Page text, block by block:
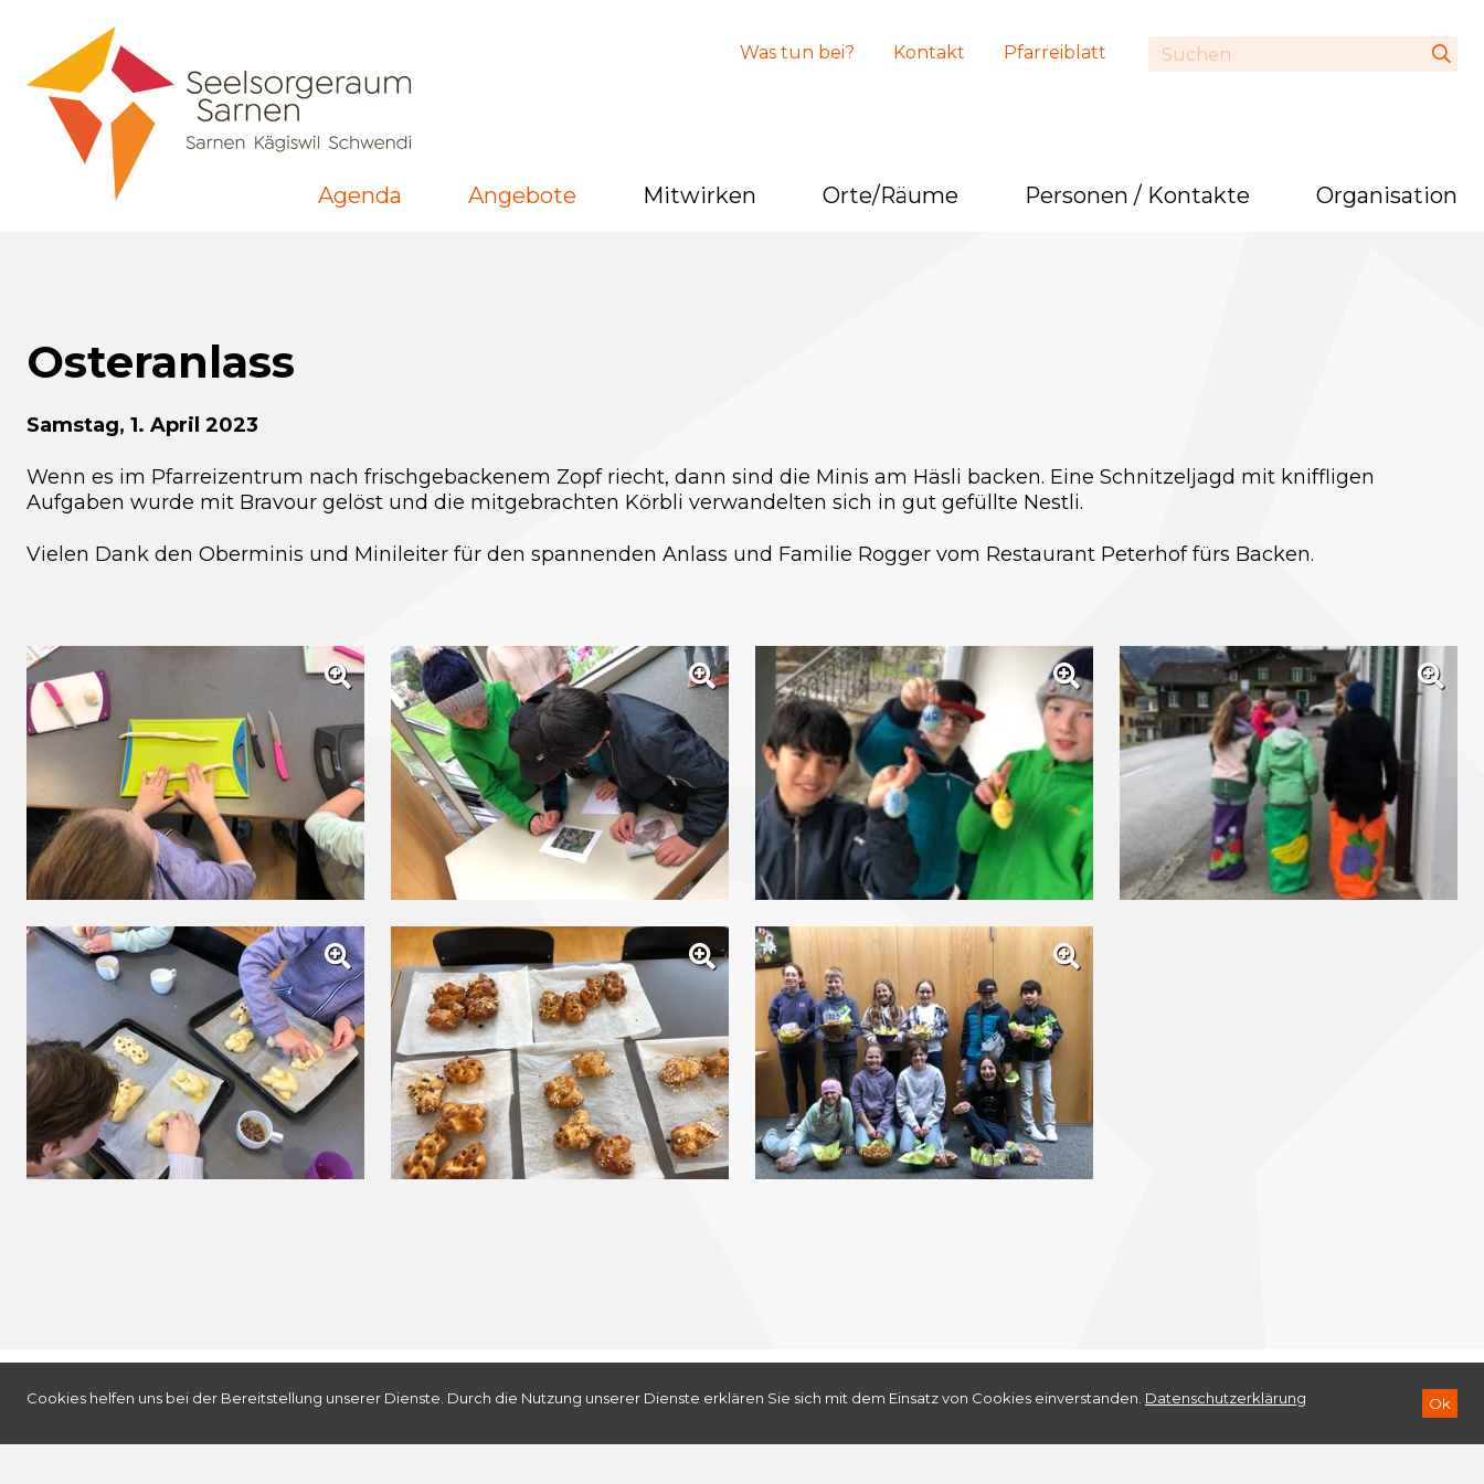
Was tun bei? Kontakt Pfarreiblatt
Agenda Angebote Mitwirken Orte/Räume Personen / Kontakte Organisation
Osteranlass
Samstag, 1. April 2023
Wenn es im Pfarreizentrum nach frischgebackenem Zopf riecht, dann sind die Minis am Häsli backen. Eine Schnitzeljagd mit kniffligen
Aufgaben wurde mit Bravour gelöst und die mitgebrachten Körbli verwandelten sich in gut gefüllte Nestli.
Vielen Dank den Oberminis und Minileiter für den spannenden Anlass und Familie Rogger vom Restaurant Peterhof fürs Backen.
Bergstrasse 3